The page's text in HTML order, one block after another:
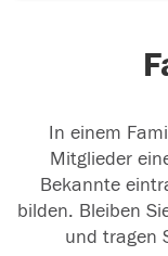
In einem
Mitglieder
Bekannte
bilden. Bleiben
und tragen